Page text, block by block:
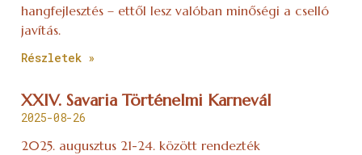
hangfejlesztés – ettől lesz valóban minőségi a cselló
javítás.
Részletek »
XXIV. Savaria Történelmi Karnevál
2025-08-26
2025. augusztus 21-24. között rendezték